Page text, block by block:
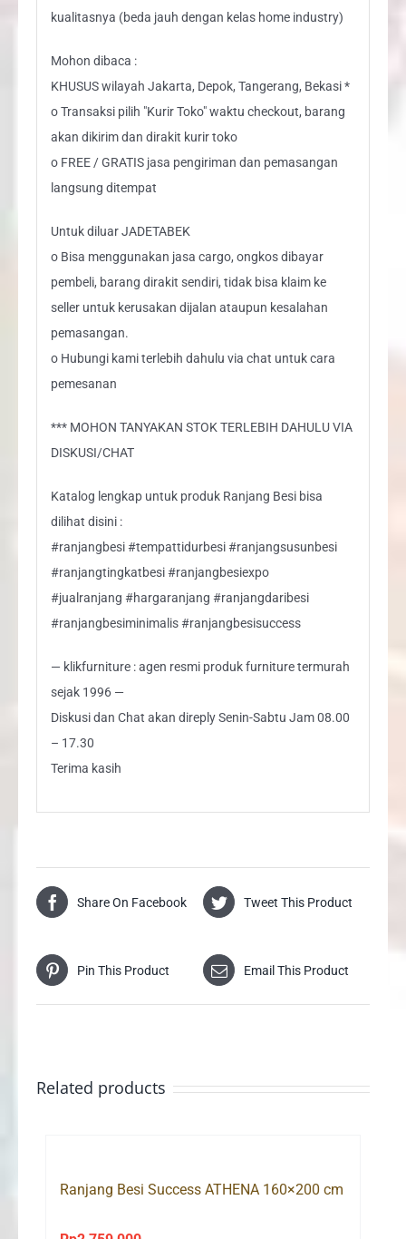
kualitasnya (beda jauh dengan kelas home industry)
Mohon dibaca :
KHUSUS wilayah Jakarta, Depok, Tangerang, Bekasi *
o Transaksi pilih "Kurir Toko" waktu checkout, barang
akan dikirim dan dirakit kurir toko
o FREE / GRATIS jasa pengiriman dan pemasangan
langsung ditempat
Untuk diluar JADETABEK
o Bisa menggunakan jasa cargo, ongkos dibayar
pembeli, barang dirakit sendiri, tidak bisa klaim ke
seller untuk kerusakan dijalan ataupun kesalahan
pemasangan.
o Hubungi kami terlebih dahulu via chat untuk cara
pemesanan
*** MOHON TANYAKAN STOK TERLEBIH DAHULU VIA
DISKUSI/CHAT
Katalog lengkap untuk produk Ranjang Besi bisa
dilihat disini :
#ranjangbesi #tempattidurbesi #ranjangsusunbesi
#ranjangtingkatbesi #ranjangbesiexpo
#jualranjang #hargaranjang #ranjangdaribesi
#ranjangbesiminimalis #ranjangbesisuccess
— klikfurniture : agen resmi produk furniture termurah
sejak 1996 —
Diskusi dan Chat akan direply Senin-Sabtu Jam 08.00
– 17.30
Terima kasih
Share On Facebook Tweet This Product
Pin This Product Email This Product
Related products
Ranjang Besi Success ATHENA 160×200 cm